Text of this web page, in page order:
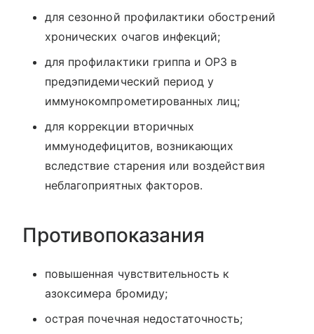
для сезонной профилактики обострений
хронических очагов инфекций;
для профилактики гриппа и ОРЗ в
предэпидемический период у
иммунокомпрометированных лиц;
для коррекции вторичных
иммунодефицитов, возникающих
вследствие старения или воздействия
неблагоприятных факторов.
Противопоказания
повышенная чувствительность к
азоксимера бромиду;
острая почечная недостаточность;